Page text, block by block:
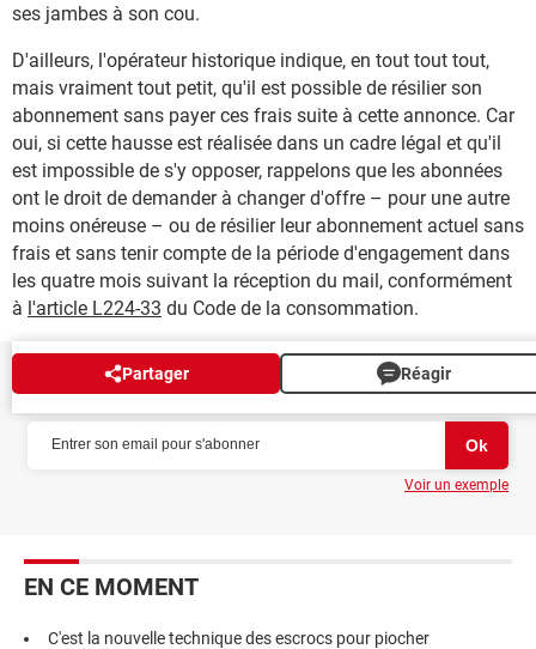
ses jambes à son cou.
D'ailleurs, l'opérateur historique indique, en tout tout tout,
mais vraiment tout petit, qu'il est possible de résilier son
abonnement sans payer ces frais suite à cette annonce. Car
oui, si cette hausse est réalisée dans un cadre légal et qu'il
est impossible de s'y opposer, rappelons que les abonnées
ont le droit de demander à changer d'offre – pour une autre
moins onéreuse – ou de résilier leur abonnement actuel sans
frais et sans tenir compte de la période d'engagement dans
les quatre mois suivant la réception du mail, conformément
à l'article L224-33 du Code de la consommation.
Partager Réagir
NEWSLETTER
Voir un exemple
EN CE MOMENT
C'est la nouvelle technique des escrocs pour piocher